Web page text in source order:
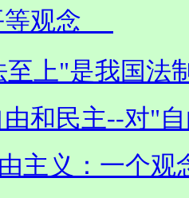
等观念
至上"是我国法
和民主--对"
主义：一个观